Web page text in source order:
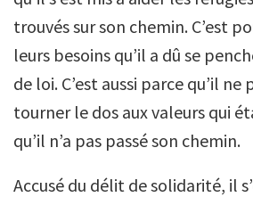
trouvés sur son chemin. C’est
leurs besoins qu’il a dû se
de loi. C’est aussi parce qu’il ne
tourner le dos aux valeurs qui
qu’il n’a pas passé son chemin.
Accusé du délit de solidarité, il